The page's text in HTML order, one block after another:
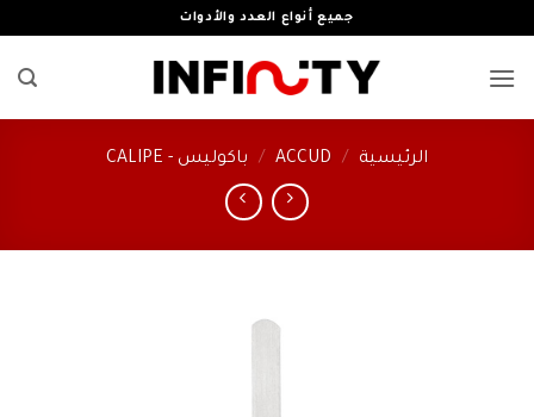
جميع أنواع العدد والأدوات
الرئيسية /
ACCUD
/ باكوليس - CALIPE